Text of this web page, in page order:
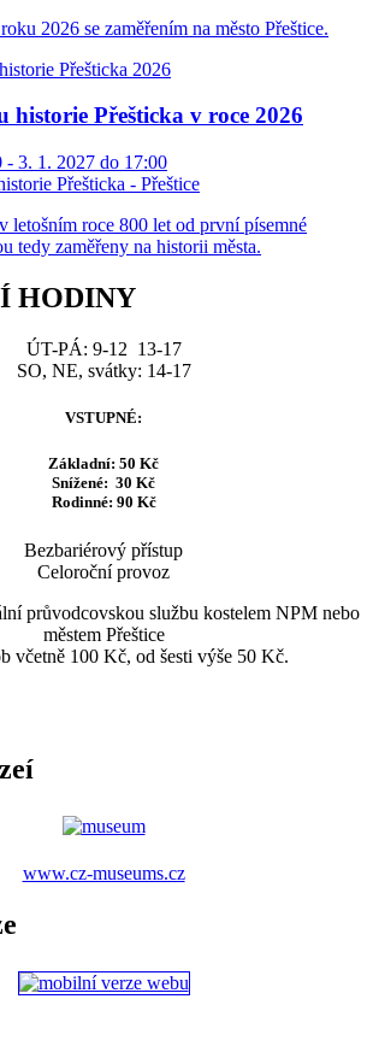
2026 se zaměřením na město Přeštice.
historie Přešticka v roce 2026
- 3. 1. 2027 do 17:00
Přešticka - Přeštice
letošním roce 800 let od první písemné
tedy zaměřeny na historii města.
HODINY
ÚT-PÁ: 9-12 13-17
SO, NE, svátky: 14-17
VSTUPNÉ:
Základní: 50 Kč
Snížené: 30 Kč
Rodinné: 90 Kč
Bezbariérový přístup
Celoroční provoz
průvodcovskou službu kostelem NPM nebo
městem Přeštice
včetně 100 Kč, od šesti výše 50 Kč.
www.cz-museums.cz